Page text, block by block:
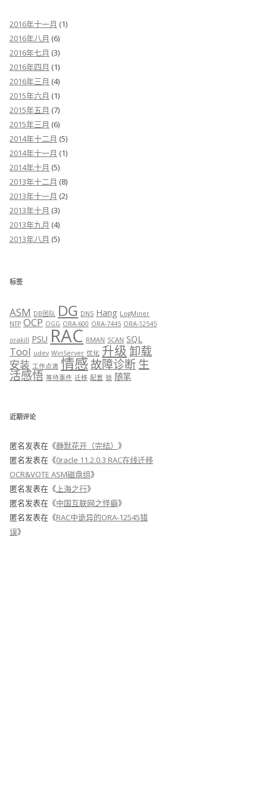
2016年十一月 (1)
2016年八月 (6)
2016年七月 (3)
2016年四月 (1)
2016年三月 (4)
2015年六月 (1)
2015年五月 (7)
2015年三月 (6)
2014年十二月 (5)
2014年十一月 (1)
2014年十月 (5)
2013年十二月 (8)
2013年十一月 (2)
2013年十月 (3)
2013年九月 (4)
2013年八月 (5)
标签
ASM DB团队 DG DNS Hang LogMiner
NTP OCP OGG ORA-600 ORA-7445 ORA-12545
orakill PSU RAC RMAN SCAN SQL
Tool udev WinServer 优化 升级 卸载
安装 工作点滴 情感故障诊断生
活感悟 等待事件 迁移 配置 锁 随笔
近期评论
匿名发表在《静默花开（完结） 》
匿名发表在《0racle 11.2.0.3 RAC在线迁移
OCR&VOTE ASM磁盘组》
匿名发表在《 上海之行》
匿名发表在《中国互联网之怪癖》
匿名发表在《RAC中诡异的ORA-12545错
误》